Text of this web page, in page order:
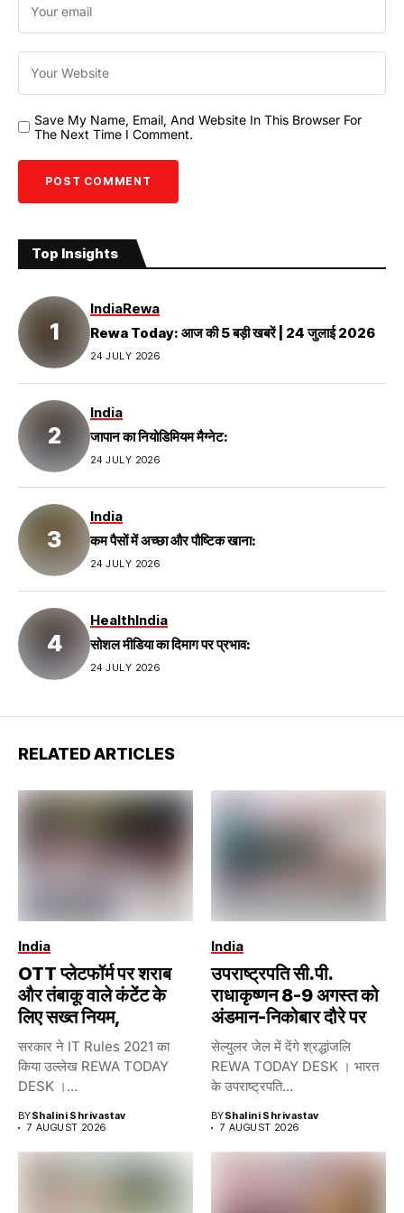
Save My Name, Email, And Website In This Browser For
The Next Time I Comment.
Top Insights
IndiaRewa
Rewa Today: आज की 5 बड़ी खबरें | 24 जुलाई 2026
24 JULY 2026
India
जापान का नियोडिमियम मैग्नेट:
24 JULY 2026
India
कम पैसों में अच्छा और पौष्टिक खाना:
24 JULY 2026
HealthIndia
सोशल मीडिया का दिमाग पर प्रभाव:
24 JULY 2026
RELATED ARTICLES
India
OTT प्लेटफॉर्म पर शराब
और तंबाकू वाले कंटेंट के
लिए सख्त नियम,
सरकार ने IT Rules 2021 का
किया उल्लेख REWA TODAY
DESK ।...
BYShalini Shrivastav
7 AUGUST 2026
India
उपराष्ट्रपति सी.पी.
राधाकृष्णन 8-9 अगस्त को
अंडमान-निकोबार दौरे पर
सेल्युलर जेल में देंगे श्रद्धांजलि
REWA TODAY DESK । भारत
के उपराष्ट्रपति...
BYShalini Shrivastav
7 AUGUST 2026